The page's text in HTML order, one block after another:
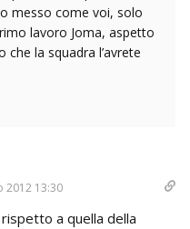
messo come voi, solo
lavoro Joma, aspetto
la squadra l’avrete
2012 13:30
a quella della